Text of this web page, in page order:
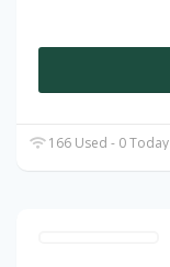
166 Used - 0 Today